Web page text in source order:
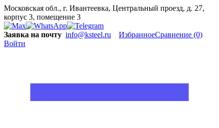
Московская обл., г. Ивантеевка, Центральный проезд, д. 27,
корпус 3, помещение 3
Заявка на почту info@ksteel.ru ИзбранноеСравнение (0)
Войти